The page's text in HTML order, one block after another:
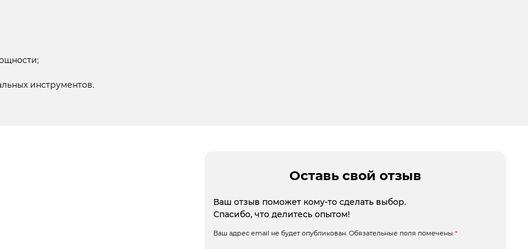
инструментов.
Оставь свой отзыв
Ваш отзыв поможет кому-то сделать выбор.
Спасибо, что делитесь опытом!
Ваш адрес email не будет опубликован. Обязательные поля помечены *